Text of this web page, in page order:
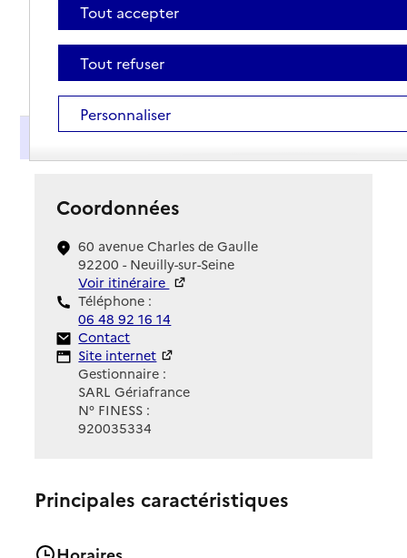
Présentation
Coordonnées
60 avenue Charles de Gaulle
92200 - Neuilly-sur-Seine
Voir itinéraire
Téléphone :
06 48 92 16 14
Contact
Contact
Site Internet
Site internet
Gestionnaire :
SARL Gériafrance
N° FINESS :
920035334
Principales caractéristiques
Tout accepter
Tout refuser
Personnaliser